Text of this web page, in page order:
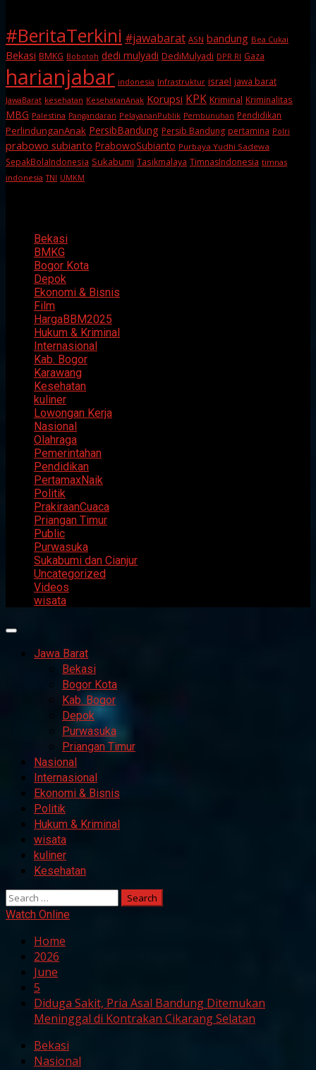
#BeritaTerkini #jawabarat ASN bandung Bea Cukai
Bekasi BMKG Bobotoh dedi mulyadi DediMulyadi DPR RI Gaza
harianjabar indonesia Infrastruktur israel jawa barat
JawaBarat kesehatan KesehatanAnak Korupsi KPK Kriminal Kriminalitas
MBG Palestina Pangandaran PelayananPublik Pembunuhan Pendidikan
PerlindunganAnak PersibBandung Persib Bandung pertamina Polri
prabowo subianto PrabowoSubianto Purbaya Yudhi Sadewa
SepakBolaIndonesia Sukabumi Tasikmalaya TimnasIndonesia timnas
indonesia TNI UMKM
Bekasi
BMKG
Bogor Kota
Depok
Ekonomi & Bisnis
Film
HargaBBM2025
Hukum & Kriminal
Internasional
Kab. Bogor
Karawang
Kesehatan
kuliner
Lowongan Kerja
Nasional
Olahraga
Pemerintahan
Pendidikan
PertamaxNaik
Politik
PrakiraanCuaca
Priangan Timur
Public
Purwasuka
Sukabumi dan Cianjur
Uncategorized
Videos
wisata
Primary
Menu Jawa Barat
Bekasi
Bogor Kota
Kab. Bogor
Depok
Purwasuka
Priangan Timur
Nasional
Internasional
Ekonomi & Bisnis
Politik
Hukum & Kriminal
wisata
kuliner
Kesehatan
Search
for:
Watch Online
Home
2026
June
5
Diduga Sakit, Pria Asal Bandung Ditemukan
Meninggal di Kontrakan Cikarang Selatan
Bekasi
Nasional